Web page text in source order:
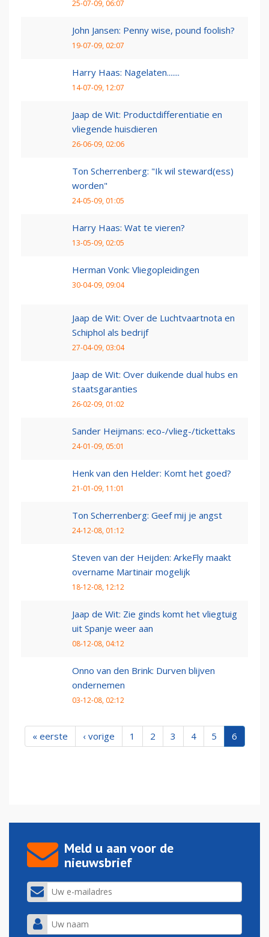
25-07-09, 06:07
John Jansen: Penny wise, pound foolish?
19-07-09, 02:07
Harry Haas: Nagelaten.......
14-07-09, 12:07
Jaap de Wit: Productdifferentiatie en
vliegende huisdieren
26-06-09, 02:06
Ton Scherrenberg: "Ik wil steward(ess)
worden"
24-05-09, 01:05
Harry Haas: Wat te vieren?
13-05-09, 02:05
Herman Vonk: Vliegopleidingen
30-04-09, 09:04
Jaap de Wit: Over de Luchtvaartnota en
Schiphol als bedrijf
27-04-09, 03:04
Jaap de Wit: Over duikende dual hubs en
staatsgaranties
26-02-09, 01:02
Sander Heijmans: eco-/vlieg-/tickettaks
24-01-09, 05:01
Henk van den Helder: Komt het goed?
21-01-09, 11:01
Ton Scherrenberg: Geef mij je angst
24-12-08, 01:12
Steven van der Heijden: ArkeFly maakt
overname Martinair mogelijk
18-12-08, 12:12
Jaap de Wit: Zie ginds komt het vliegtuig
uit Spanje weer aan
08-12-08, 04:12
Onno van den Brink: Durven blijven
ondernemen
03-12-08, 02:12
« eerste ‹ vorige 1 2 3 4 5 6
Meld u aan voor de
nieuwsbrief